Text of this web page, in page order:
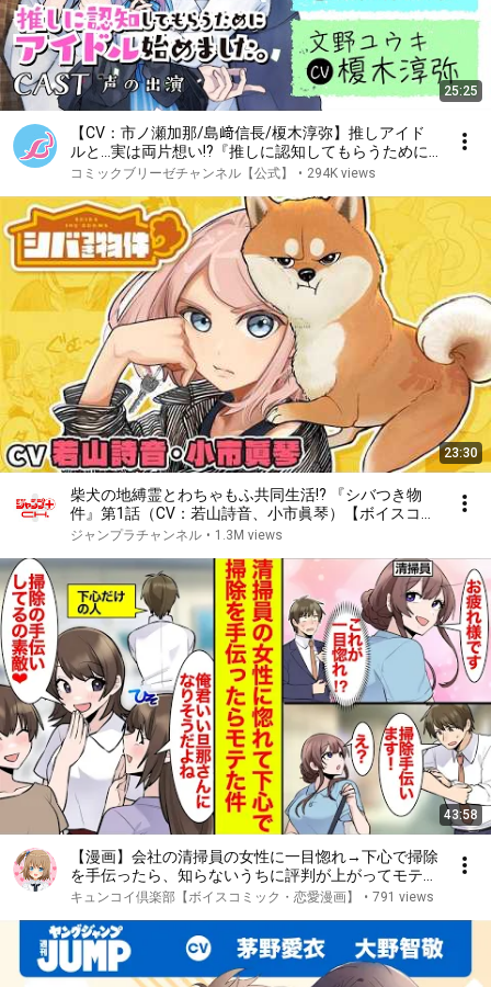
25:25
【CV：市ノ瀬加那/島﨑信長/榎木淳弥】推しアイド
ルと…実は両片想い!?『推しに認知してもらうために
アイドル始めました。』【ラブコメ】【ボイスコミッ
コミックブリーゼチャンネル【公式】 • 294K views
23:30
柴犬の地縛霊とわちゃもふ共同生活!? 『シバつき物
件』第1話（CV：若山詩音、小市眞琴）【ボイスコミ
ック】
ジャンプラチャンネル • 1.3M views
43:58
【漫画】会社の清掃員の女性に一目惚れ→下心で掃除
を手伝ったら、知らないうちに評判が上がってモテて
た【恋愛漫画】【ラブコメ】【馴れ初め】
キュンコイ倶楽部【ボイスコミック・恋愛漫画】 • 791 views